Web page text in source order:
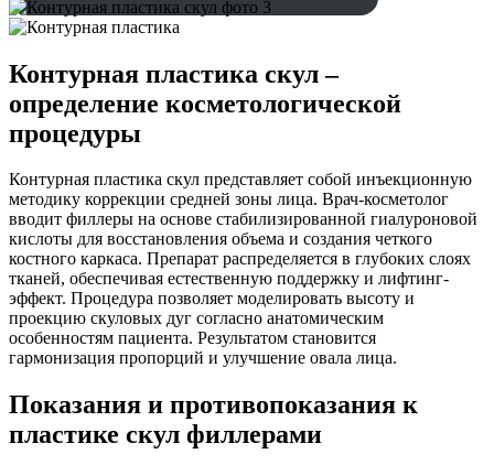
Контурная пластика скул –
определение косметологической
процедуры
Контурная пластика скул представляет собой инъекционную
методику коррекции средней зоны лица. Врач-косметолог
вводит филлеры на основе стабилизированной гиалуроновой
кислоты для восстановления объема и создания четкого
костного каркаса. Препарат распределяется в глубоких слоях
тканей, обеспечивая естественную поддержку и лифтинг-
эффект. Процедура позволяет моделировать высоту и
проекцию скуловых дуг согласно анатомическим
особенностям пациента. Результатом становится
гармонизация пропорций и улучшение овала лица.
Показания и противопоказания к
пластике скул филлерами